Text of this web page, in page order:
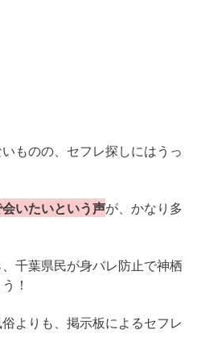
ものの、セフレ探しにはうっ
いたいという声が、かなり多
千葉県民が身バレ防止で神栖
！
よりも、掲示板によるセフレ